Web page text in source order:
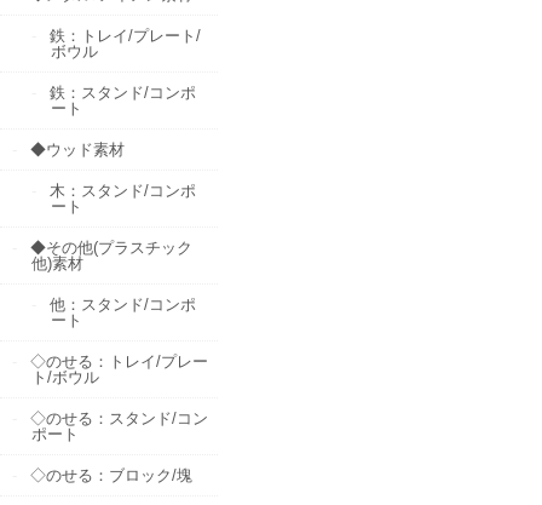
鉄：トレイ/プレート/
ボウル
鉄：スタンド/コンポ
ート
◆ウッド素材
木：スタンド/コンポ
ート
◆その他(プラスチック
他)素材
他：スタンド/コンポ
ート
◇のせる：トレイ/プレー
ト/ボウル
◇のせる：スタンド/コン
ポート
◇のせる：ブロック/塊